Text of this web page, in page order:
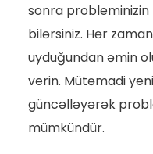
sonra probleminizin
bilərsiniz. Hər
uyduğundan əmin
verin. Mütəmadi
güncəlləyərək
mümkündür.